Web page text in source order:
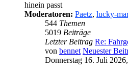
hinein passt
Moderatoren: Paetz, lucky-
544 Themen
5019 Beiträge
Letzter Beitrag Re:
von bennet Neuester
Donnerstag 16. Juli